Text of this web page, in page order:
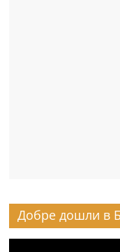
Добре дошли в